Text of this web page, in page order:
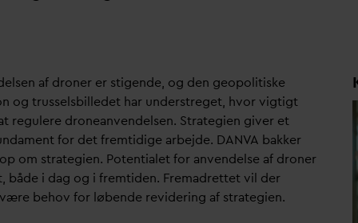
af droner er stigende, og den geopolitiske
og trusselsbilledet har understreget, hvor vigtigt
regulere droneanvendelsen. Strategien giver et
dament for det fremtidige arbejde. DANVA bakker
om strategien. Potentialet for anvendelse af droner
både i dag og i fremtiden. Fremadrettet vil der
behov for løbende revidering af strategien.